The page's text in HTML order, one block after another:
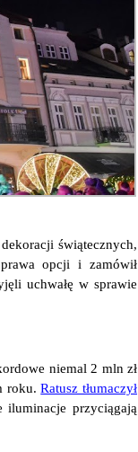
świątecznych,
opcji i zamówił
uchwałę w sprawie
niemal 2 mln zł
roku.Ratusz tłumaczył
przyciągają